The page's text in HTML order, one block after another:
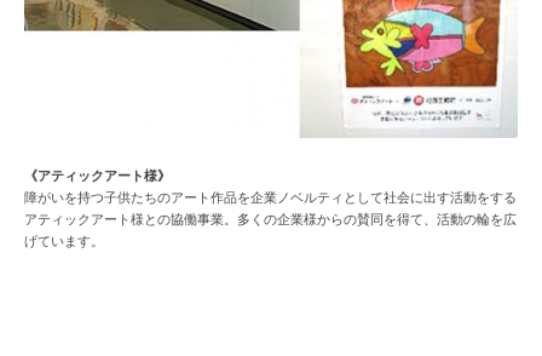
《アティックアート様》
障がいを持つ子供たちのアート作品を企業ノベルティとして社会に出す活動をする
アティックアート様との協働事業。多くの企業様からの賛同を得て、活動の輪を広
げています。